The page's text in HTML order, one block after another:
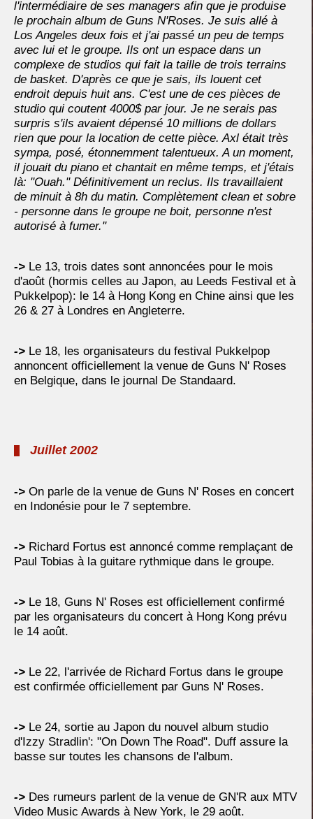
l'intermédiaire de ses managers afin que je produise
le prochain album de Guns N'Roses. Je suis allé à
Los Angeles deux fois et j'ai passé un peu de temps
avec lui et le groupe. Ils ont un espace dans un
complexe de studios qui fait la taille de trois terrains
de basket. D'après ce que je sais, ils louent cet
endroit depuis huit ans. C'est une de ces pièces de
studio qui coutent 4000$ par jour. Je ne serais pas
surpris s'ils avaient dépensé 10 millions de dollars
rien que pour la location de cette pièce. Axl était très
sympa, posé, étonnemment talentueux. A un moment,
il jouait du piano et chantait en même temps, et j'étais
là: "Ouah." Définitivement un reclus. Ils travaillaient
de minuit à 8h du matin. Complètement clean et sobre
- personne dans le groupe ne boit, personne n'est
autorisé à fumer."
-> Le 13, trois dates sont annoncées pour le mois
d'août (hormis celles au Japon, au Leeds Festival et à
Pukkelpop): le 14 à Hong Kong en Chine ainsi que les
26 & 27 à Londres en Angleterre.
-> Le 18, les organisateurs du festival Pukkelpop
annoncent officiellement la venue de Guns N' Roses
en Belgique, dans le journal De Standaard.
Juillet 2002
-> On parle de la venue de Guns N' Roses en concert
en Indonésie pour le 7 septembre.
-> Richard Fortus est annoncé comme remplaçant de
Paul Tobias à la guitare rythmique dans le groupe.
-> Le 18, Guns N' Roses est officiellement confirmé
par les organisateurs du concert à Hong Kong prévu
le 14 août.
-> Le 22, l'arrivée de Richard Fortus dans le groupe
est confirmée officiellement par Guns N' Roses.
-> Le 24, sortie au Japon du nouvel album studio
d'Izzy Stradlin': "On Down The Road". Duff assure la
basse sur toutes les chansons de l'album.
-> Des rumeurs parlent de la venue de GN'R aux MTV
Video Music Awards à New York, le 29 août.